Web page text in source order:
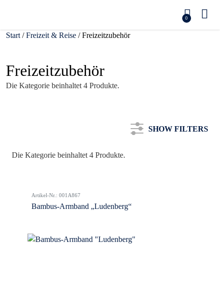
0
Start /Freizeit & Reise / Freizeitzubehör
Freizeitzubehör
Die Kategorie beinhaltet 4 Produkte.
SHOW FILTERS
Farbe
Die Kategorie beinhaltet 4 Produkte.
Artikel-Nr.: 001A867
Bambus-Armband „Ludenberg“